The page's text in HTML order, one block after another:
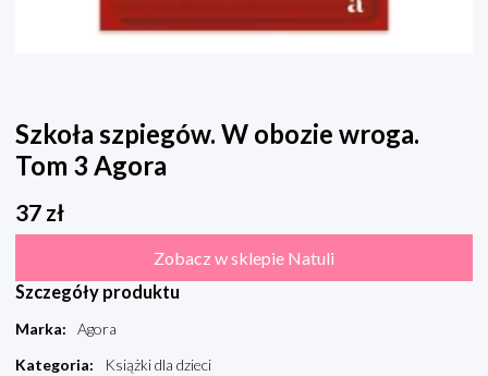
Szkoła szpiegów. W obozie wroga.
Tom 3 Agora
37 zł
Zobacz w sklepie Natuli
Szczegóły produktu
Marka:
Agora
Kategoria:
Książki dla dzieci